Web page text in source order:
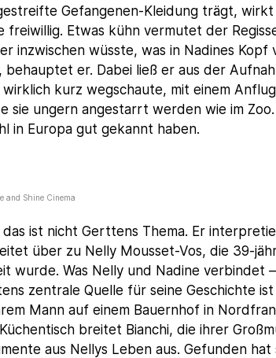
Gefangenen-Kleidung trägt,
freiwillig. Etwas kühn vermutet der
inzwischen wüsste, was in Nadines
behauptet er. Dabei ließ er aus der
kurz wegschaute, mit einem
sie ungern angestarrt werden wie im
in Europa gut gekannt haben.
and Shine Cinema
ist nicht Gerttens Thema. Er
über zu Nelly Mousset-Vos, die 39-
wurde. Was Nelly und Nadine verbindet
zentrale Quelle für seine Geschichte ist
Mann auf einem Bauernhof in
breitet Bianchi, die ihrer
aus Nellys Leben aus. Gefunden